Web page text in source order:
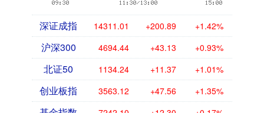
深证成指 14311.01 +200.89 +1.42%
沪深300 4694.44 +43.13 +0.93%
北证50 1134.24 +11.37 +1.01%
创业板指 3563.12 +47.56 +1.35%